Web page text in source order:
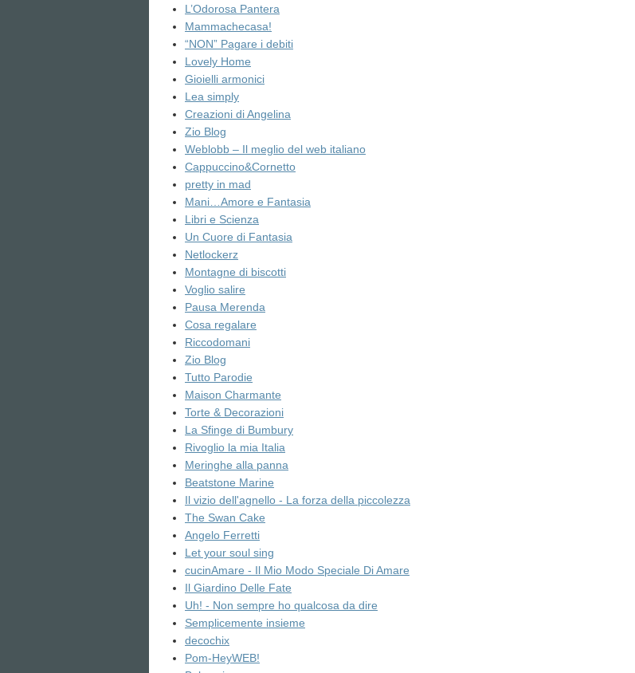
L’Odorosa Pantera
Mammachecasa!
“NON” Pagare i debiti
Lovely Home
Gioielli armonici
Lea simply
Creazioni di Angelina
Zio Blog
Weblobb – Il meglio del web italiano
Cappuccino&Cornetto
pretty in mad
Mani…Amore e Fantasia
Libri e Scienza
Un Cuore di Fantasia
Netlockerz
Montagne di biscotti
Voglio salire
Pausa Merenda
Cosa regalare
Riccodomani
Zio Blog
Tutto Parodie
Maison Charmante
Torte & Decorazioni
La Sfinge di Bumbury
Rivoglio la mia Italia
Meringhe alla panna
Beatstone Marine
Il vizio dell'agnello - La forza della piccolezza
The Swan Cake
Angelo Ferretti
Let your soul sing
cucinAmare - Il Mio Modo Speciale Di Amare
Il Giardino Delle Fate
Uh! - Non sempre ho qualcosa da dire
Semplicemente insieme
decochix
Pom-HeyWEB!